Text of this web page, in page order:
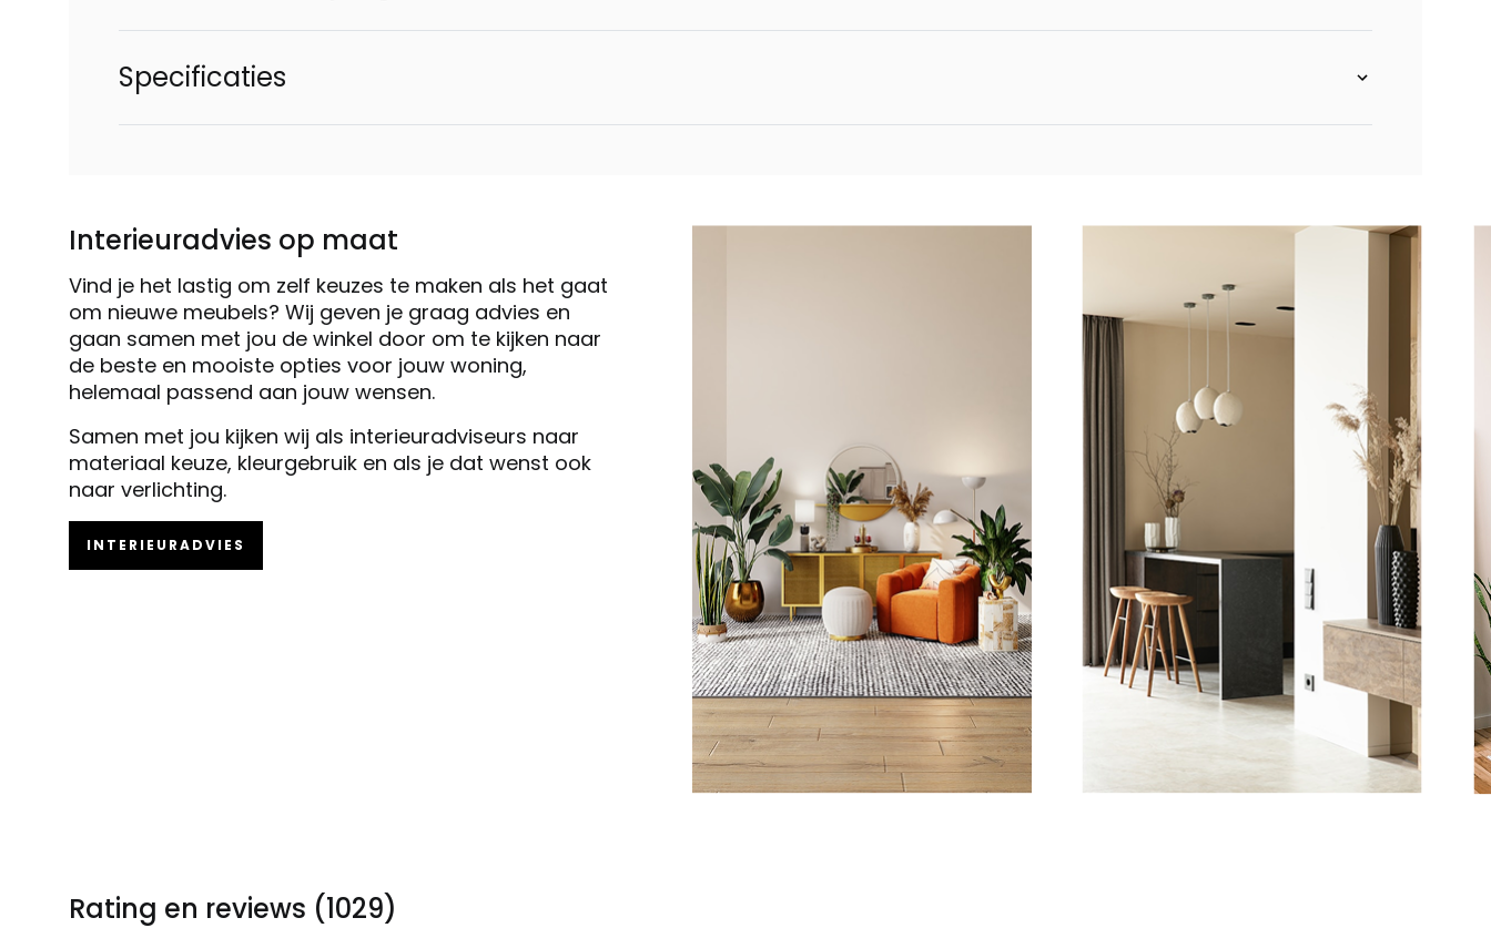
Specificaties
Interieuradvies op maat
Vind je het lastig om zelf keuzes te maken als het gaat
om nieuwe meubels? Wij geven je graag advies en
gaan samen met jou de winkel door om te kijken naar
de beste en mooiste opties voor jouw woning,
helemaal passend aan jouw wensen.
Samen met jou kijken wij als interieuradviseurs naar
materiaal keuze, kleurgebruik en als je dat wenst ook
naar verlichting.
INTERIEURADVIES
Rating en reviews (1029)